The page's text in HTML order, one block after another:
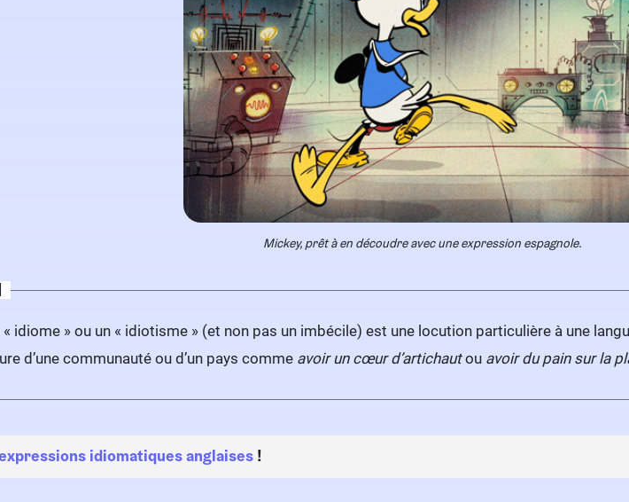
Mickey, prêt à en découdre avec une expression espagnole.
idiome » ou un « idiotisme » (et non pas un imbécile) est une locution particulière à une
d’une communauté ou d’un pays comme avoir un cœur d’artichautou avoir du pain sur la
idiomatiques anglaises !